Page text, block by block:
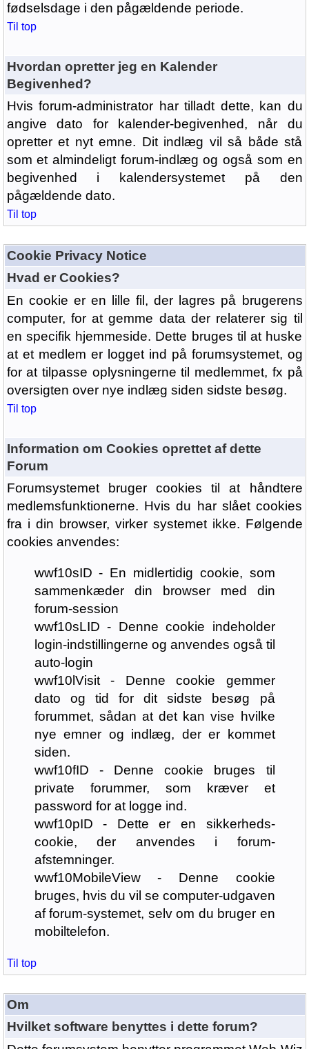
fødselsdage i den pågældende periode.
Til top
Hvordan opretter jeg en Kalender
Begivenhed?
Hvis forum-administrator har tilladt dette, kan du
angive dato for kalender-begivenhed, når du
opretter et nyt emne. Dit indlæg vil så både stå
som et almindeligt forum-indlæg og også som en
begivenhed i kalendersystemet på den
pågældende dato.
Til top
Cookie Privacy Notice
Hvad er Cookies?
En cookie er en lille fil, der lagres på brugerens
computer, for at gemme data der relaterer sig til
en specifik hjemmeside. Dette bruges til at huske
at et medlem er logget ind på forumsystemet, og
for at tilpasse oplysningerne til medlemmet, fx på
oversigten over nye indlæg siden sidste besøg.
Til top
Information om Cookies oprettet af dette
Forum
Forumsystemet bruger cookies til at håndtere
medlemsfunktionerne. Hvis du har slået cookies
fra i din browser, virker systemet ikke. Følgende
cookies anvendes:
wwf10sID - En midlertidig cookie, som
sammenkæder din browser med din
forum-session
wwf10sLID - Denne cookie indeholder
login-indstillingerne og anvendes også til
auto-login
wwf10lVisit - Denne cookie gemmer
dato og tid for dit sidste besøg på
forummet, sådan at det kan vise hvilke
nye emner og indlæg, der er kommet
siden.
wwf10fID - Denne cookie bruges til
private forummer, som kræver et
password for at logge ind.
wwf10pID - Dette er en sikkerheds-
cookie, der anvendes i forum-
afstemninger.
wwf10MobileView - Denne cookie
bruges, hvis du vil se computer-udgaven
af forum-systemet, selv om du bruger en
mobiltelefon.
Til top
Om
Hvilket software benyttes i dette forum?